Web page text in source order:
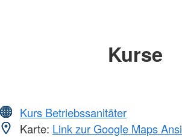
Kurse
Kurs Betriebssanitäter
Karte: Link zur Google Maps